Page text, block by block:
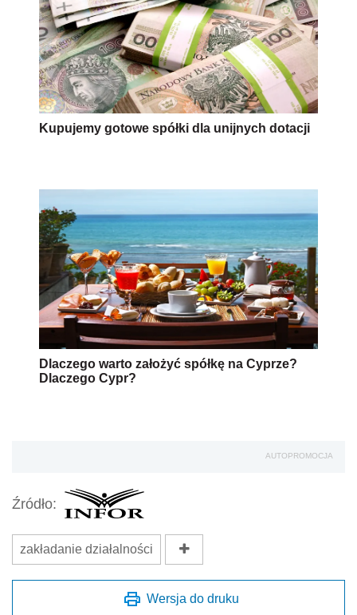
Kupujemy gotowe spółki dla unijnych dotacji
Dlaczego warto założyć spółkę na Cyprze?
Dlaczego Cypr?
AUTOPROMOCJA
Źródło:
zakładanie działalności
Wersja do druku